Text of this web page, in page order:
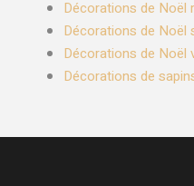
Décorations de Noël
Décorations de Noël
Décorations de Noël
Décorations de